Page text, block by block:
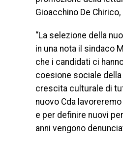
Gioacchino De
“La selezione della
in una nota il sindaco
che i candidati ci
coesione sociale
crescita culturale di
nuovo Cda
e per definire nuovi
anni vengono